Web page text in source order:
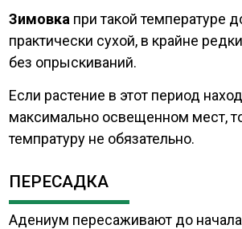
Зимовка при такой температуре
практически сухой, в крайне
без опрыскиваний.
Если растение в этот период
максимально освещенном мест,
темпратуру не обязательно.
ПЕРЕСАДКА
Адениум пересаживают до начала